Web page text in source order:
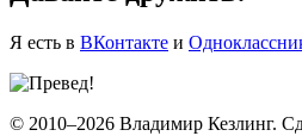
Я есть в ВКонтакте и
© 2010–2026 Владимир Кезлинг.